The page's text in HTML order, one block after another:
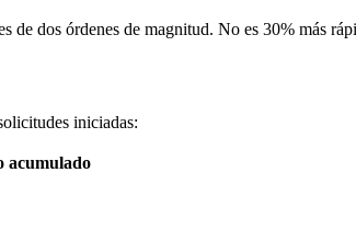
de dos órdenes de magnitud. No es 30% más
iniciadas:
acumulado